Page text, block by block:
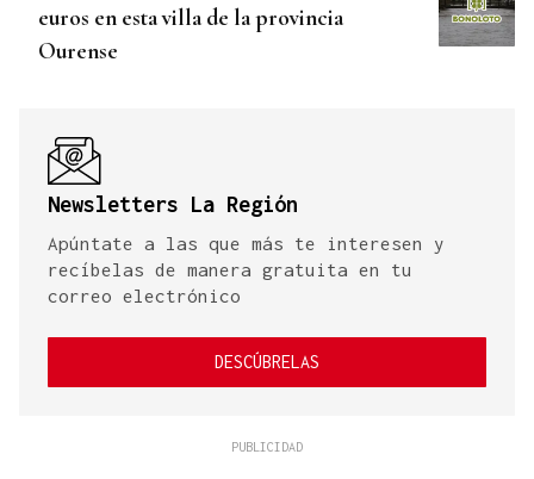
euros en esta villa de la provincia
Ourense
Newsletters La Región
Apúntate a las que más te interesen y
recíbelas de manera gratuita en tu
correo electrónico
DESCÚBRELAS